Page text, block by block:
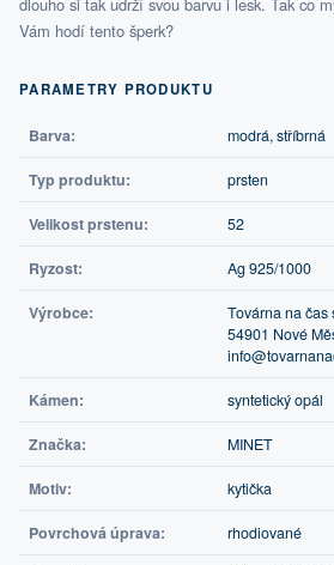
dlouho si tak udrží svou barvu i lesk. Tak co
Vám hodí tento šperk?
PARAMETRY PRODUKTU
Barva: modrá, stříbrná
Typ produktu: prsten
Velikost prstenu: 52
Ryzost: Ag 925/1000
Výrobce:
Továrna na čas
54901 Nové
Kámen: syntetický opál
Značka: MINET
Motiv: kytička
Povrchová úprava: rhodiované